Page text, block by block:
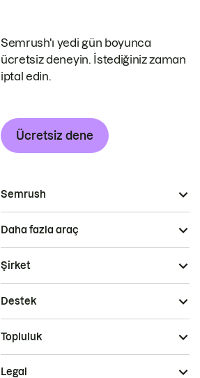
Semrush'ı yedi gün boyunca
ücretsiz deneyin. İstediğiniz zaman
iptal edin.
Ücretsiz dene
Semrush
Daha fazla araç
Şirket
Destek
Topluluk
Legal